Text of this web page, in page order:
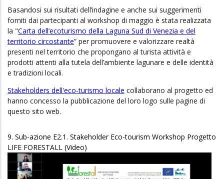
Basandosi sui risultati dell’indagine e anche sui suggerimenti
forniti dai partecipanti al workshop di maggio è stata realizzata
la "Carta dell’ecoturismo della Laguna Sud di Venezia e del
territorio circostante” per promuovere e valorizzare realtà
presenti nel territorio che propongano al turista attività e
prodotti attenti alla tutela dell’ambiente lagunare e delle identità
e tradizioni locali.
Stakeholders dell'eco-turismo locale collaborano al progetto ed
hanno concesso la pubblicazione del loro logo sulle pagine di
questo sito web.
9. Sub-azione E2.1. Stakeholder Eco-tourism Workshop Progetto
LIFE FORESTALL (Video)